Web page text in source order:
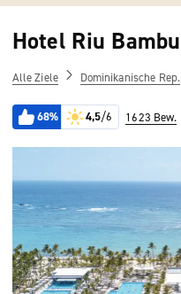
Hotel Riu Bambu
Alle Ziele Dominikanische Rep.
68% 4,5/6 1623 Bew.